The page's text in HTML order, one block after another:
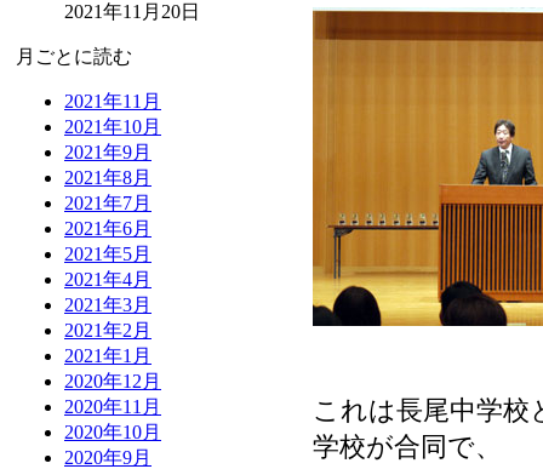
2021年11月20日
月ごとに読む
2021年11月
2021年10月
2021年9月
2021年8月
2021年7月
2021年6月
2021年5月
2021年4月
2021年3月
2021年2月
2021年1月
2020年12月
2020年11月
2020年10月
2020年9月
これは長尾中学校
学校が合同で、